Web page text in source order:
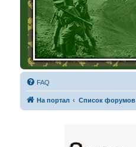
FAQ
На портал Список форумов